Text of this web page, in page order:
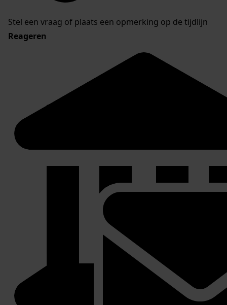
Stel een vraag of plaats een opmerking op de tijdlijn
Reageren